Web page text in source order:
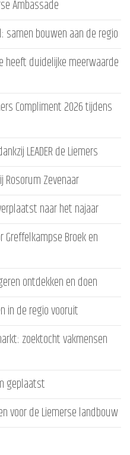
Ambassade
samen bouwen aan de regio
heeft duidelijke meerwaarde
Compliment 2026 tijdens
LEADER de Liemers
Rosorum Zevenaar
naar het najaar
Greffelkampse Broek en
ontdekken en doen
in de regio vooruit
zoektocht vakmensen
geplaatst
voor de Liemerse landbouw